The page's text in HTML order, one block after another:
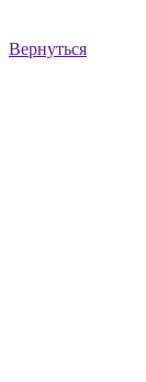
Вернуться